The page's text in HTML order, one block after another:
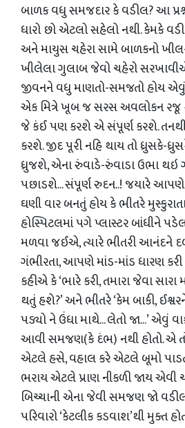
બાળક વધુ સમજદાર કે વડીલ? આ
ધારો છો એટલો સહેલો નથી. કેમકે
અને માયુસ ચહેરા સામે બાળકનો
ખીલેલા ગુલાબ જેવો ચહેરો
જીવનને વધુ માણતો-સમજતો હોય એવું
એક મિત્રે ખૂબ જ સરસ અવલોકન રજૂ
જે કંઈ પણ કરશે એ સંપૂર્ણ કરશે. તનથી,
કરશે. જીદ પૂરી નહિ થાય તો
ધ્રુજશે, એના રુંવાડે-રુંવાડા ઉભા
પછાડશે... સંપૂર્ણ રુદન..! જયારે
ઘણી વાર બનતું હોય કે ભીતરે
હોસ્પિટલમાં પગે પ્લાસ્ટર બાંધીને
મળવા જઈએ, ત્યારે ભીતરી આનંદને
ગંભીરતા, આપણે માંડ-માંડ ધારણ
કહીએ કે ‘ભારે કરી, તમારા જેવા
થતું હશે?’ અને ભીતરે ‘કેમ બાકી,
પડ્યો ને ઉંધા માથે... લેતો જા...’ એવું
આવી સમજણ(કે દંભ) નથી હોતો. એ
એટલે હસે, વહાલ કરે એટલે બૂમો
ભરાય એટલે પ્રાણ નીકળી જાય એવી
બિચ્ચાની એના જેવી સમજણ જો
પરિવારો ‘કેટલીક કડવાશ’થી મુક્ત